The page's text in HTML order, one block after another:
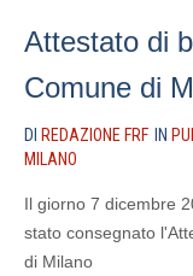
Attestato di
Comune di
DI REDAZIONE FRF IN
MILANO
Il giorno 7 dicembre
stato consegnato
di Milano